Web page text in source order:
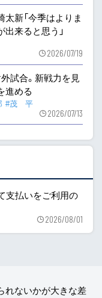
太新「今季はよりま
来ると思う」
2026/07/19
試合。新戦力を見
進める
#茂 平
2026/07/13
支払いをご利用の
2026/08/01
れないかが大きな差